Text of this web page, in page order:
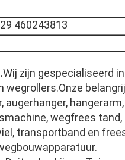
460243813
Wij zijn gespecialiseerd
wegfrees
transportband en